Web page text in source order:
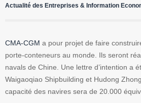
Actualité des Entreprises & Information
CMA-CGM a pour projet de faire
porte-conteneurs au monde. Ils seront
navals de Chine. Une lettre d’intention a
Waigaoqiao Shipbuilding et Hudong
capacité des navires sera de 20.000